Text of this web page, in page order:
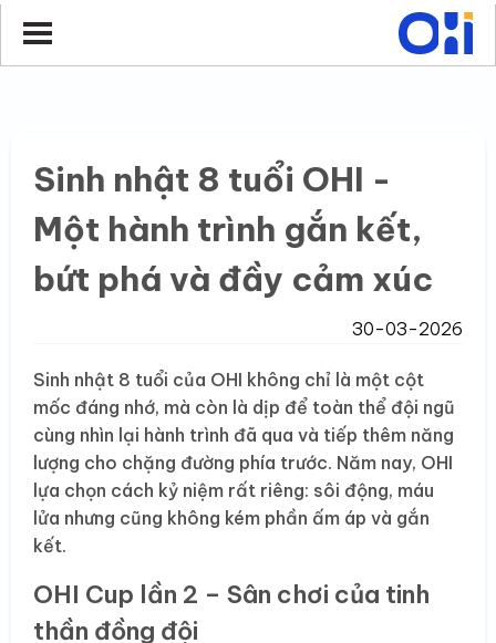
Sinh nhật 8 tuổi OHI -
Một hành trình gắn kết,
bứt phá và đầy cảm xúc
30-03-2026
Sinh nhật 8 tuổi của OHI không chỉ là một cột
mốc đáng nhớ, mà còn là dịp để toàn thể đội ngũ
cùng nhìn lại hành trình đã qua và tiếp thêm năng
lượng cho chặng đường phía trước. Năm nay, OHI
lựa chọn cách kỷ niệm rất riêng: sôi động, máu
lửa nhưng cũng không kém phần ấm áp và gắn
kết.
OHI Cup lần 2 – Sân chơi của tinh
thần đồng đội